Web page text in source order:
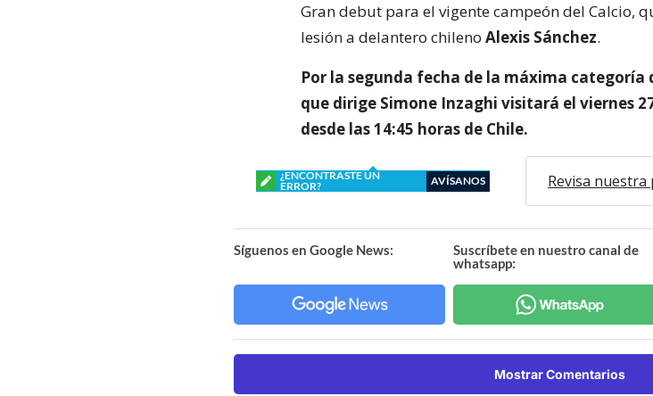
Gran debut para el vigente campeón del Calcio,
lesión a delantero chileno Alexis Sánchez.
Por la segunda fecha de la máxima
que dirige Simone Inzaghi visitará el viernes
desde las 14:45 horas de Chile.
¿ENCONTRASTE UN
ERROR?
AVÍSANOS Revisa nuestra
Síguenos en Google News:
Suscríbete en nuestro canal de
whatsapp:
Mostrar Comentarios